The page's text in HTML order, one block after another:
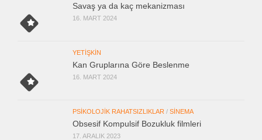
Savaş ya da kaç mekanizması
16. MART 2024
YETIŞKIN
Kan Gruplarına Göre Beslenme
16. MART 2024
PSIKOLOJIK RAHATSIZLIKLAR / SINEMA
Obsesif Kompulsif Bozukluk filmleri
17. ARALIK 2023